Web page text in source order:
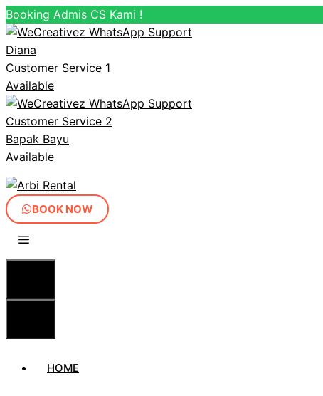
Booking Admis CS Kami !
Diana
Customer Service 1
Available
Customer Service 2
Bapak Bayu
Available
Langsung
ke
isi
BOOK NOW
HOME